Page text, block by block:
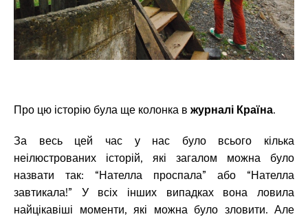
Про цю історію була ще колонка в журналі Країна.
За весь цей час у нас було всього кілька
неілюстрованих історій, які загалом можна було
назвати так: “Нателла проспала” або “Нателла
завтикала!” У всіх інших випадках вона ловила
найцікавіші моменти, які можна було зловити. Але